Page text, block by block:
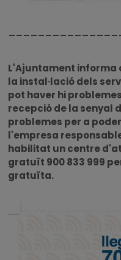
L'Ajuntament informa
la instal·lació dels
pot haver hi
recepció de la senyal
problemes per a
l'empresa
habilitat un centre
gratuït 900 833 999
gratuïta.